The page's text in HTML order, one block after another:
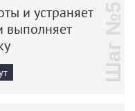
и устраняет
выполняет
Шаг №5